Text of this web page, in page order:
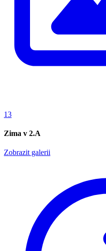
13
Zima v 2.A
Zobrazit galerii